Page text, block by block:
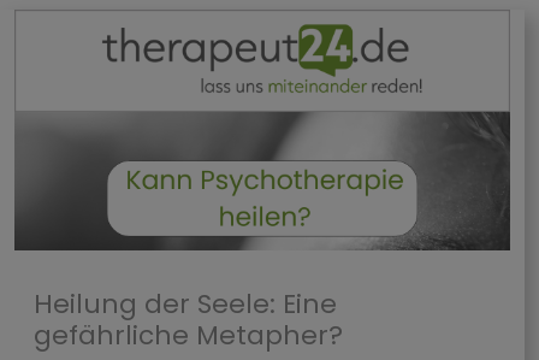
Heilung der Seele: Eine
gefährliche Metapher?